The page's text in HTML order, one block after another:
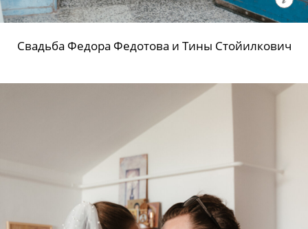
Свадьба Федора Федотова и Тины Стойилкович